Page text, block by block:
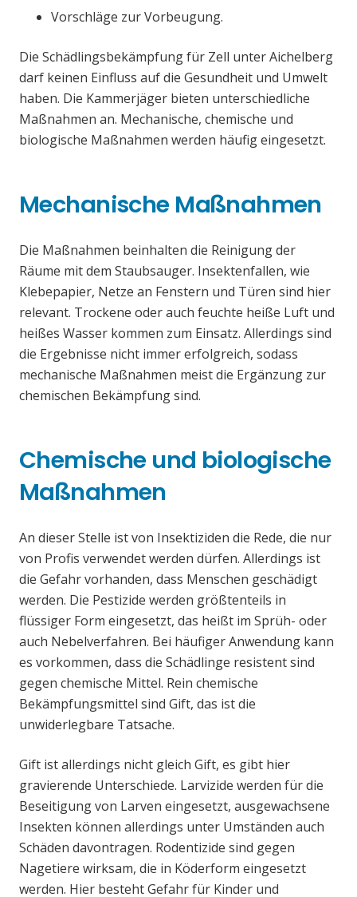
Vorschläge zur Vorbeugung.
Die Schädlingsbekämpfung für Zell unter Aichelberg
darf keinen Einfluss auf die Gesundheit und Umwelt
haben. Die Kammerjäger bieten unterschiedliche
Maßnahmen an. Mechanische, chemische und
biologische Maßnahmen werden häufig eingesetzt.
Mechanische Maßnahmen
Die Maßnahmen beinhalten die Reinigung der
Räume mit dem Staubsauger. Insektenfallen, wie
Klebepapier, Netze an Fenstern und Türen sind hier
relevant. Trockene oder auch feuchte heiße Luft und
heißes Wasser kommen zum Einsatz. Allerdings sind
die Ergebnisse nicht immer erfolgreich, sodass
mechanische Maßnahmen meist die Ergänzung zur
chemischen Bekämpfung sind.
Chemische und biologische
Maßnahmen
An dieser Stelle ist von Insektiziden die Rede, die nur
von Profis verwendet werden dürfen. Allerdings ist
die Gefahr vorhanden, dass Menschen geschädigt
werden. Die Pestizide werden größtenteils in
flüssiger Form eingesetzt, das heißt im Sprüh- oder
auch Nebelverfahren. Bei häufiger Anwendung kann
es vorkommen, dass die Schädlinge resistent sind
gegen chemische Mittel. Rein chemische
Bekämpfungsmittel sind Gift, das ist die
unwiderlegbare Tatsache.
Gift ist allerdings nicht gleich Gift, es gibt hier
gravierende Unterschiede. Larvizide werden für die
Beseitigung von Larven eingesetzt, ausgewachsene
Insekten können allerdings unter Umständen auch
Schäden davontragen. Rodentizide sind gegen
Nagetiere wirksam, die in Köderform eingesetzt
werden. Hier besteht Gefahr für Kinder und